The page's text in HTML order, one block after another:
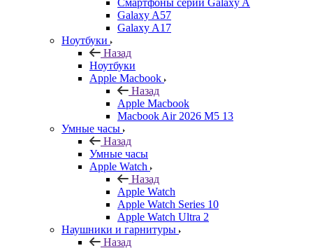
Смартфоны серии Galaxy A
Galaxy A57
Galaxy A17
Ноутбуки
Назад
Ноутбуки
Apple Macbook
Назад
Apple Macbook
Macbook Air 2026 M5 13
Умные часы
Назад
Умные часы
Apple Watch
Назад
Apple Watch
Apple Watch Series 10
Apple Watch Ultra 2
Наушники и гарнитуры
Назад